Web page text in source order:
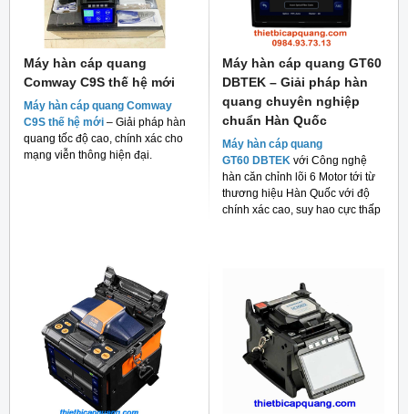
Máy hàn cáp quang
Comway C9S thế hệ mới
Máy hàn cáp quang Comway
C9S thế hệ mới – Giải pháp hàn
quang tốc độ cao, chính xác cho
mạng viễn thông hiện đại.
Máy hàn cáp quang GT60
DBTEK – Giải pháp hàn
quang chuyên nghiệp
chuẩn Hàn Quốc
Máy hàn cáp quang
GT60 DBTEK với Công nghệ
hàn căn chỉnh lõi 6 Motor tới từ
thương hiệu Hàn Quốc với độ
chính xác cao, suy hao cực thấp